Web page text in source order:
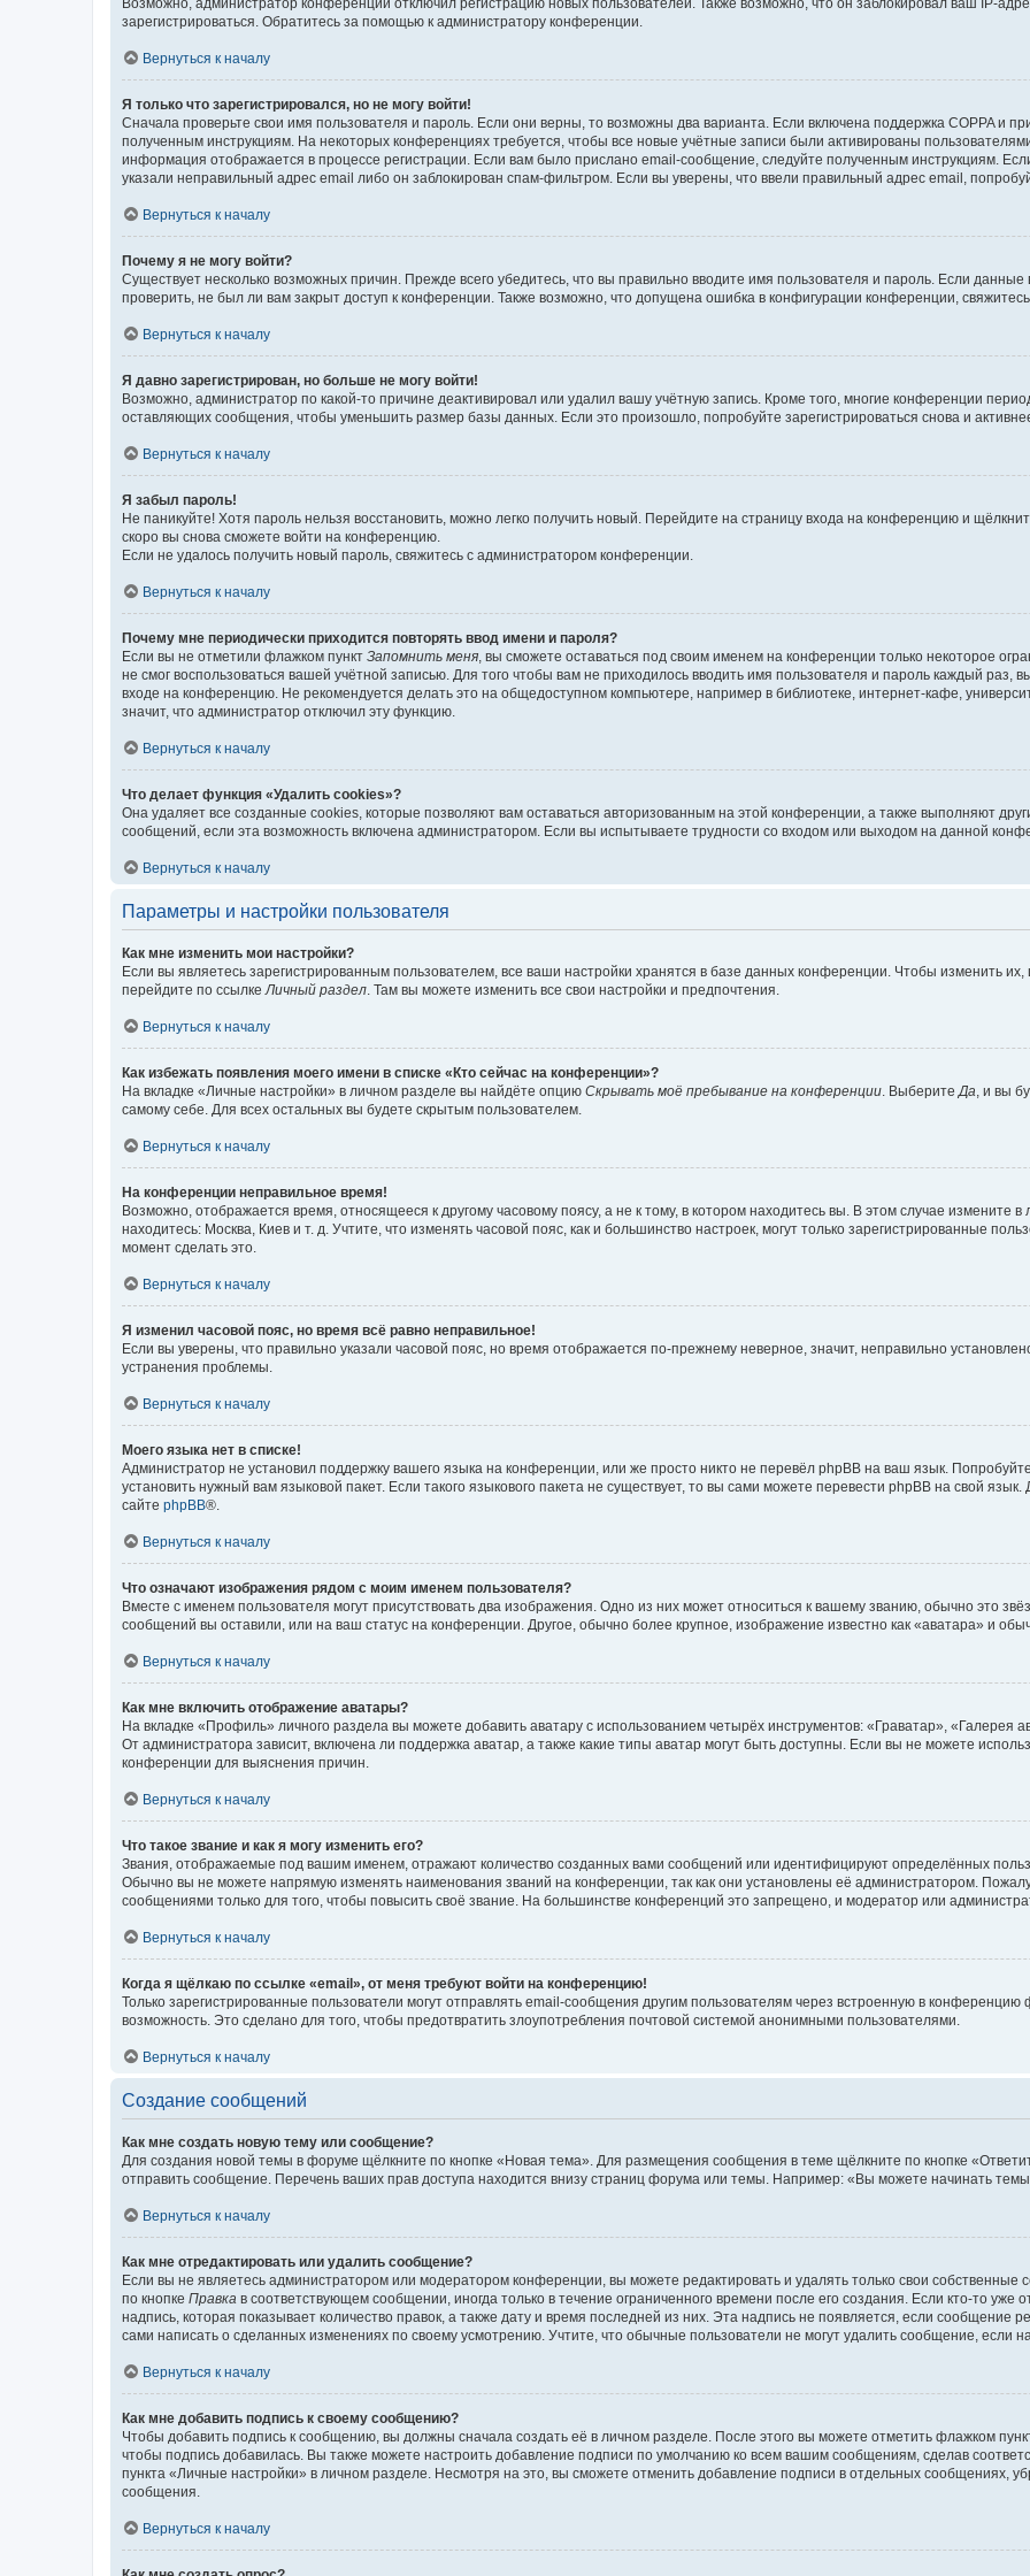
Возможно, администратор конференции отключил регистрацию новых пользователей. Также возможно, что он заблокировал ваш IP-
зарегистрироваться. Обратитесь за помощью к администратору конференции.
Вернуться к началу
Я только что зарегистрировался, но не могу войти!
Сначала проверьте свои имя пользователя и пароль. Если они верны, то возможны два варианта. Если включена поддержка COPPA и
полученным инструкциям. На некоторых конференциях требуется, чтобы все новые учётные записи были активированы
информация отображается в процессе регистрации. Если вам было прислано email-сообщение, следуйте полученным инструкциям.
указали неправильный адрес email либо он заблокирован спам-фильтром. Если вы уверены, что ввели правильный адрес email,
Вернуться к началу
Почему я не могу войти?
Существует несколько возможных причин. Прежде всего убедитесь, что вы правильно вводите имя пользователя и пароль. Если
проверить, не был ли вам закрыт доступ к конференции. Также возможно, что допущена ошибка в конфигурации конференции,
Вернуться к началу
Я давно зарегистрирован, но больше не могу войти!
Возможно, администратор по какой-то причине деактивировал или удалил вашу учётную запись. Кроме того, многие конференции
оставляющих сообщения, чтобы уменьшить размер базы данных. Если это произошло, попробуйте зарегистрироваться снова и активнее
Вернуться к началу
Я забыл пароль!
Не паникуйте! Хотя пароль нельзя восстановить, можно легко получить новый. Перейдите на страницу входа на конференцию и
скоро вы снова сможете войти на конференцию.
Если не удалось получить новый пароль, свяжитесь с администратором конференции.
Вернуться к началу
Почему мне периодически приходится повторять ввод имени и пароля?
Если вы не отметили флажком пункт Запомнить меня, вы сможете оставаться под своим именем на конференции только некоторое
не смог воспользоваться вашей учётной записью. Для того чтобы вам не приходилось вводить имя пользователя и пароль каждый раз,
входе на конференцию. Не рекомендуется делать это на общедоступном компьютере, например в библиотеке, интернет-кафе,
значит, что администратор отключил эту функцию.
Вернуться к началу
Что делает функция «Удалить cookies»?
Она удаляет все созданные cookies, которые позволяют вам оставаться авторизованным на этой конференции, а также выполняют
сообщений, если эта возможность включена администратором. Если вы испытываете трудности со входом или выходом на данной
Вернуться к началу
Параметры и настройки пользователя
Как мне изменить мои настройки?
Если вы являетесь зарегистрированным пользователем, все ваши настройки хранятся в базе данных конференции. Чтобы изменить
перейдите по ссылкеЛичный раздел. Там вы можете изменить все свои настройки и предпочтения.
Вернуться к началу
Как избежать появления моего имени в списке «Кто сейчас на конференции»?
На вкладке «Личные настройки» в личном разделе вы найдёте опцию Скрывать моё пребывание на конференции. ВыберитеДа, и вы
самому себе. Для всех остальных вы будете скрытым пользователем.
Вернуться к началу
На конференции неправильное время!
Возможно, отображается время, относящееся к другому часовому поясу, а не к тому, в котором находитесь вы. В этом случае измените
находитесь: Москва, Киев и т. д. Учтите, что изменять часовой пояс, как и большинство настроек, могут только зарегистрированные
момент сделать это.
Вернуться к началу
Я изменил часовой пояс, но время всё равно неправильное!
Если вы уверены, что правильно указали часовой пояс, но время отображается по-прежнему неверное, значит, неправильно
устранения проблемы.
Вернуться к началу
Моего языка нет в списке!
Администратор не установил поддержку вашего языка на конференции, или же просто никто не перевёл phpBB на ваш язык.
установить нужный вам языковой пакет. Если такого языкового пакета не существует, то вы сами можете перевести phpBB на свой
сайте phpBB®.
Вернуться к началу
Что означают изображения рядом с моим именем пользователя?
Вместе с именем пользователя могут присутствовать два изображения. Одно из них может относиться к вашему званию, обычно это
сообщений вы оставили, или на ваш статус на конференции. Другое, обычно более крупное, изображение известно как «аватара» и
Вернуться к началу
Как мне включить отображение аватары?
На вкладке «Профиль» личного раздела вы можете добавить аватару с использованием четырёх инструментов: «Граватар», «Галерея
От администратора зависит, включена ли поддержка аватар, а также какие типы аватар могут быть доступны. Если вы не можете
конференции для выяснения причин.
Вернуться к началу
Что такое звание и как я могу изменить его?
Звания, отображаемые под вашим именем, отражают количество созданных вами сообщений или идентифицируют определённых
Обычно вы не можете напрямую изменять наименования званий на конференции, так как они установлены её администратором.
сообщениями только для того, чтобы повысить своё звание. На большинстве конференций это запрещено, и модератор или
Вернуться к началу
Когда я щёлкаю по ссылке «email», от меня требуют войти на конференцию!
Только зарегистрированные пользователи могут отправлять email-сообщения другим пользователям через встроенную в
возможность. Это сделано для того, чтобы предотвратить злоупотребления почтовой системой анонимными пользователями.
Вернуться к началу
Создание сообщений
Как мне создать новую тему или сообщение?
Для создания новой темы в форуме щёлкните по кнопке «Новая тема». Для размещения сообщения в теме щёлкните по кнопке
отправить сообщение. Перечень ваших прав доступа находится внизу страниц форума или темы. Например: «Вы можете начинать
Вернуться к началу
Как мне отредактировать или удалить сообщение?
Если вы не являетесь администратором или модератором конференции, вы можете редактировать и удалять только свои
по кнопке Правка в соответствующем сообщении, иногда только в течение ограниченного времени после его создания. Если кто-то
надпись, которая показывает количество правок, а также дату и время последней из них. Эта надпись не появляется, если сообщение
сами написать о сделанных изменениях по своему усмотрению. Учтите, что обычные пользователи не могут удалить сообщение, если
Вернуться к началу
Как мне добавить подпись к своему сообщению?
Чтобы добавить подпись к сообщению, вы должны сначала создать её в личном разделе. После этого вы можете отметить флажком
чтобы подпись добавилась. Вы также можете настроить добавление подписи по умолчанию ко всем вашим сообщениям, сделав
пункта «Личные настройки» в личном разделе. Несмотря на это, вы сможете отменить добавление подписи в отдельных сообщениях,
сообщения.
Вернуться к началу